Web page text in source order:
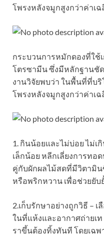
โพรงหลังจมูกสูงกว่าค่าเฉ
กระบวนการหมักดองที่ใช้
โตรซามีน ซึ่งมีหลักฐานชัด
งานวิจัยพบว่า ในพื้นที่ที่บ
โพรงหลังจมูกสูงกว่าค่าเฉ
1. กินน้อยและไม่บ่อย ไม่เ
เล็กน้อย หลีกเลี่ยงการทอ
คู่กับผักผลไม้สดที่มีวิตามิน
หรือพริกหวาน เพื่อช่วยยับ
2.เก็บรักษาอย่างถูกวิธี –
ในที่แห้งและอากาศถ่ายเ
ราขึ้นต้องทิ้งทันที โดยเฉ